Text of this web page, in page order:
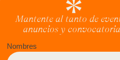
Alejandra Isabella Londoño
2026 con Destierra, una
memoria y territorio.